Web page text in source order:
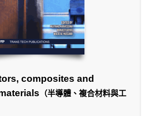
composites and
（半導體、複合材料與工